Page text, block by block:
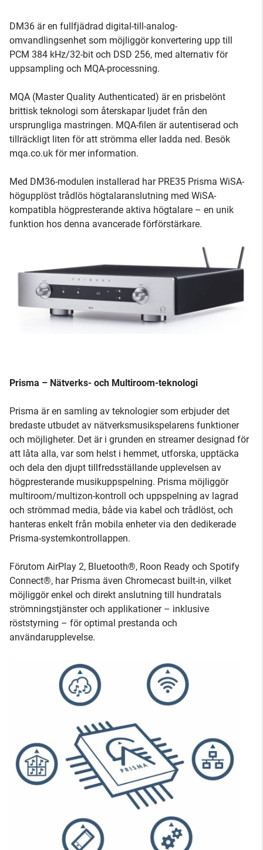
DM36 är en fullfjädrad digital-till-analog-
omvandlingsenhet som möjliggör konvertering upp till
PCM 384 kHz/32-bit och DSD 256, med alternativ för
uppsampling och MQA-processning.
MQA (Master Quality Authenticated) är en prisbelönt
brittisk teknologi som återskapar ljudet från den
ursprungliga mastringen. MQA-filen är autentiserad och
tillräckligt liten för att strömma eller ladda ned. Besök
mqa.co.uk för mer information.
Med DM36-modulen installerad har PRE35 Prisma WiSA-
högupplöst trådlös högtalaranslutning med WiSA-
kompatibla högpresterande aktiva högtalare – en unik
funktion hos denna avancerade förförstärkare.
Prisma – Nätverks- och Multiroom-teknologi
Prisma är en samling av teknologier som erbjuder det
bredaste utbudet av nätverksmusikspelarens funktioner
och möjligheter. Det är i grunden en streamer designad för
att låta alla, var som helst i hemmet, utforska, upptäcka
och dela den djupt tillfredsställande upplevelsen av
högpresterande musikuppspelning. Prisma möjliggör
multiroom/multizon-kontroll och uppspelning av lagrad
och strömmad media, både via kabel och trådlöst, och
hanteras enkelt från mobila enheter via den dedikerade
Prisma-systemkontrollappen.
Förutom AirPlay 2, Bluetooth®, Roon Ready och Spotify
Connect®, har Prisma även Chromecast built-in, vilket
möjliggör enkel och direkt anslutning till hundratals
strömningstjänster och applikationer – inklusive
röststyrning – för optimal prestanda och
användarupplevelse.